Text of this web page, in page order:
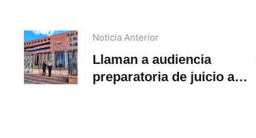
Noticia Anterior
Llaman a audiencia
preparatoria de juicio al